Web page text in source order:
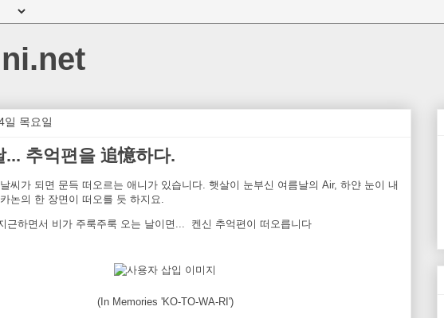
일 목요일
... 추억편을 追憶하다.
씨가 되면 문득 떠오르는 애니가 있습니다. 햇살이 눈부신 여름날의 Air, 하얀 눈이 내
논의 한 장면이 떠오를 듯 하지요.
근하면서 비가 주룩주룩 오는 날이면... 켄신 추억편이 떠오릅니다
(In Memories 'KO-TO-WA-RI')